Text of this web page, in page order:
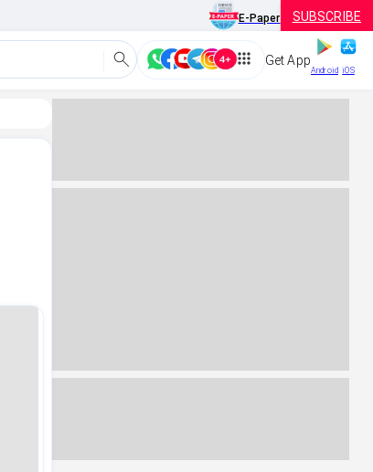
E-Paper SUBSCRIBE
Get App
Android iOS